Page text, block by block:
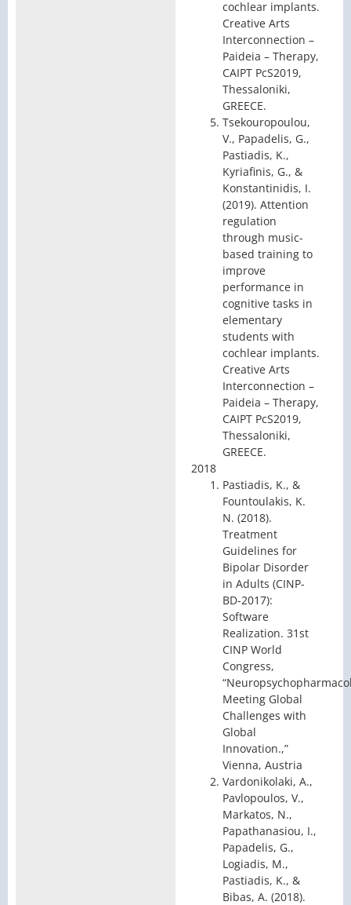
cochlear implants.
Creative Arts
Interconnection –
Paideia – Therapy,
CAIPT PcS2019,
Thessaloniki,
GREECE.
Tsekouropoulou,
V., Papadelis, G.,
Pastiadis, K.,
Kyriafinis, G., &
Konstantinidis, I.
(2019). Attention
regulation
through music-
based training to
improve
performance in
cognitive tasks in
elementary
students with
cochlear implants.
Creative Arts
Interconnection –
Paideia – Therapy,
CAIPT PcS2019,
Thessaloniki,
GREECE.
2018
Pastiadis, K., &
Fountoulakis, K.
N. (2018).
Treatment
Guidelines for
Bipolar Disorder
in Adults (CINP-
BD-2017):
Software
Realization. 31st
CINP World
Congress,
Meeting Global
Challenges with
Global
Innovation.,”
Vienna, Austria
Vardonikolaki, A.,
Pavlopoulos, V.,
Markatos, N.,
Papathanasiou, I.,
Papadelis, G.,
Logiadis, M.,
Pastiadis, K., &
Bibas, A. (2018).